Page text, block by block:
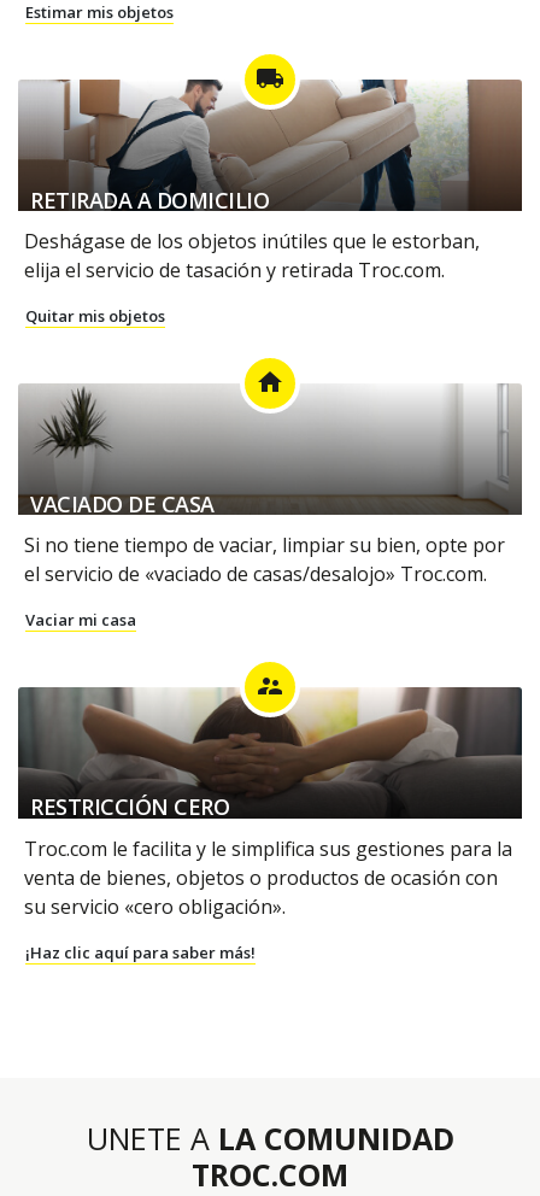
Estimar mis objetos
local_shipping
RETIRADA A DOMICILIO
Deshágase de los objetos inútiles que le estorban,
elija el servicio de tasación y retirada Troc.com.
Quitar mis objetos
home
VACIADO DE CASA
Si no tiene tiempo de vaciar, limpiar su bien, opte por
el servicio de «vaciado de casas/desalojo» Troc.com.
Vaciar mi casa
supervisor_account
RESTRICCIÓN CERO
Troc.com le facilita y le simplifica sus gestiones para la
venta de bienes, objetos o productos de ocasión con
su servicio «cero obligación».
¡Haz clic aquí para saber más!
UNETE A LA COMUNIDAD
TROC.COM